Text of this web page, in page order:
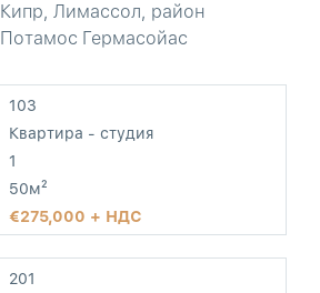
Кипр, Лимассол, район
Потамос Гермасойас
103
Квартира - студия
1
50м²
275,000 + НДС